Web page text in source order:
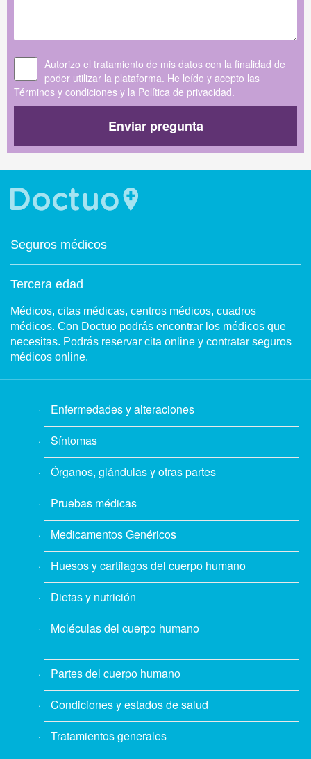
Autorizo el tratamiento de mis datos con la finalidad de
poder utilizar la plataforma. He leído y acepto las
Términos y condiciones y la Política de privacidad.
Enviar pregunta
Seguros médicos
Tercera edad
Médicos, citas médicas, centros médicos, cuadros
médicos. Con Doctuo podrás encontrar los médicos que
necesitas. Podrás reservar cita online y contratar seguros
médicos online.
Enfermedades y alteraciones
Síntomas
Órganos, glándulas y otras partes
Pruebas médicas
Medicamentos Genéricos
Huesos y cartílagos del cuerpo humano
Dietas y nutrición
Moléculas del cuerpo humano
Partes del cuerpo humano
Condiciones y estados de salud
Tratamientos generales